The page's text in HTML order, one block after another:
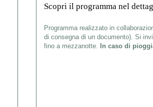
Scopri il programma nel
Programma realizzato in
di consegna di un documento). Si
fino a mezzanotte. In caso di